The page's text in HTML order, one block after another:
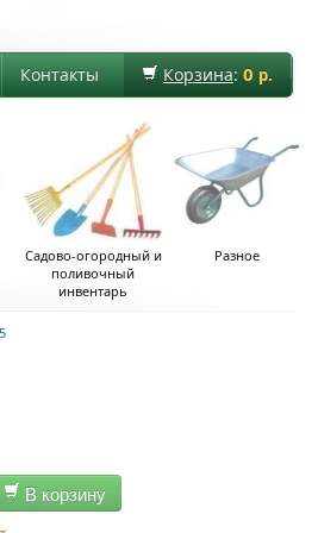
Корзина: 0 р.
Контакты
Садово-огородный и
поливочный
инвентарь
Разное
В корзину